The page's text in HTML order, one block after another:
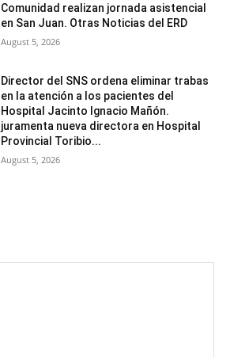
Comunidad realizan jornada asistencial
en San Juan. Otras Noticias del ERD
August 5, 2026
Director del SNS ordena eliminar trabas
en la atención a los pacientes del
Hospital Jacinto Ignacio Mañón.
juramenta nueva directora en Hospital
Provincial Toribio...
August 5, 2026